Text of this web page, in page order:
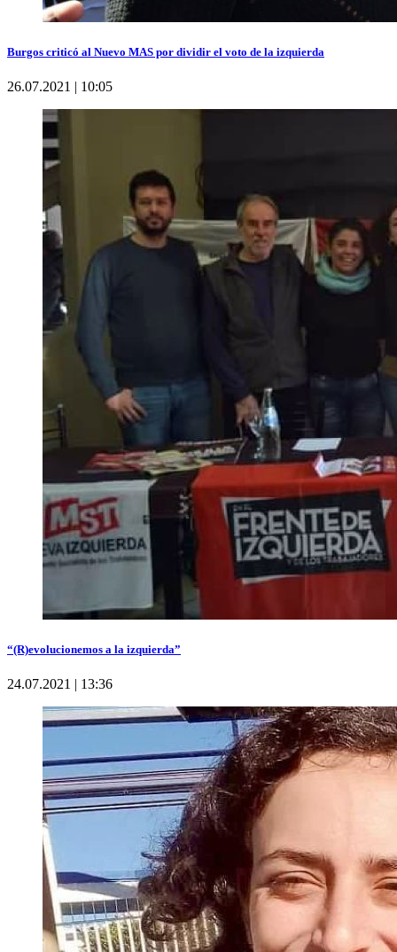
Burgos criticó al Nuevo MAS por dividir el voto de la izquierda
26.07.2021 | 10:05
“(R)evolucionemos a la izquierda”
24.07.2021 | 13:36